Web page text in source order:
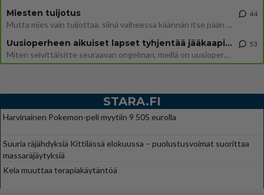
Miesten tuijotus
Mutta mies vain tuijottaa, siinä vaiheessa käännän itse pään pois. Mikä juttu? Yleensä jos joku tuijottaa tai katsoo, hä
44
Uusioperheen aikuiset lapset tyhjentää jääkaapin käydessään
Miten selvittäisitte seuraavan ongelman, meillä on uusioperhe, minulla teini-ikäiset lapset ja puolisolla aikuiset, jotk
53
STARA.FI
Harvinainen Pokemon-peli myytiin 9 505 eurolla
Suuria räjähdyksiä Kittilässä elokuussa – puolustusvoimat suorittaa
massaräjäytyksiä
Kela muuttaa terapiakäytäntöä